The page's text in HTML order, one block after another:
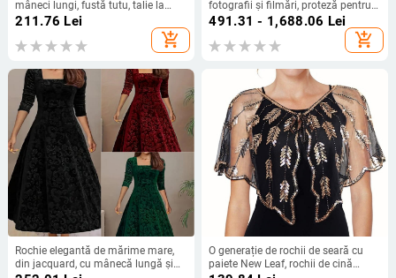
mâneci lungi, fustă tutu, talie la
mijloc, rochie lungă
211.76 Lei
add_shopping_cart
fotografii și filmări, proteză pentru
sarcină, burtă de bere
491.31 - 1,688.06 Lei
add_shopping_cart
Rochie elegantă de mărime mare,
din jacquard, cu mânecă lungă și
O generație de rochii de seară cu
paiete New Leaf, rochii de cină